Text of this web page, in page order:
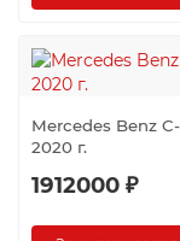
Mercedes Benz
2020 г.
1912000 ₽